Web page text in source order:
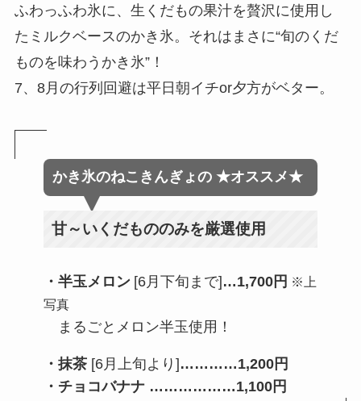
ふわっふわ氷に、生くだもの果汁を贅沢に使用し
たミルクベースのかき氷。それはまさに“旬のくだ
ものを味わうかき氷”！
7、8月の行列回避は平日朝イチor夕方がベター。
かき氷のねこきんぎょの ★オススメ★
甘～いくだもののみを厳選使用
・半玉メロン [6月下旬まで] …1,700円 ※上
写真
まるごとメロン半玉使用！
・抹茶[6月上旬より] …… ……1,200円
・チョコバナナ … ……… ……1,100円